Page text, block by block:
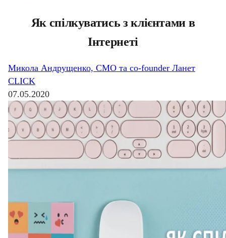
Як спілкуватись з клієнтами в
Інтернеті
Микола Андрущенко, CMO та co-founder Ланет
CLICK
07.05.2020